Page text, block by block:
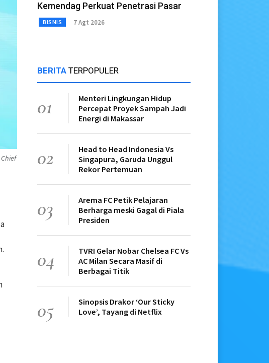
Kemendag Perkuat Penetrasi Pasar
BISNIS 7 Agt 2026
BERITA TERPOPULER
01
Menteri Lingkungan Hidup
Percepat Proyek Sampah Jadi
Energi di Makassar
02
Head to Head Indonesia Vs
Singapura, Garuda Unggul
Rekor Pertemuan
03
Arema FC Petik Pelajaran
Berharga meski Gagal di Piala
Presiden
04
TVRI Gelar Nobar Chelsea FC Vs
AC Milan Secara Masif di
Berbagai Titik
05
Sinopsis Drakor ‘Our Sticky
Love’, Tayang di Netflix